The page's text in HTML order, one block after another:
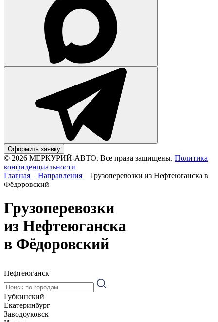
Оформить заявку
© 2026 МЕРКУРИЙ-АВТО. Все права защищены. Политика
конфиденциальности
Главная
Направления
Грузоперевозки из Нефтеюганска в
Фёдоровский
Грузоперевозки
из Нефтеюганска
в Фёдоровский
Нефтеюганск
Губкинский
Екатеринбург
Заводоуковск